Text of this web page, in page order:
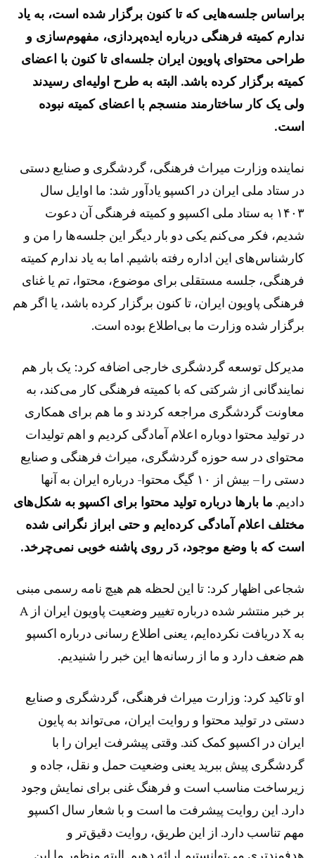
براساس جلسه‌هایی که تا کنون برگزار شده است، به یاد
ندارم کمیته فرهنگی درباره ایده‌پردازی، مفهوم‌سازی و
طراحی محتوای پاویون ایران جلسه‌ای تا کنون با اعضای
کمیته برگزار کرده باشد. البته به طرح اولیه‌ای رسیدند
ولی یک کار ساختارمند منسجم با اعضای کمیته نبوده
است.
نماینده وزارت میراث فرهنگی، گردشگری و صنایع دستی
در ستاد ملی ایران در اکسپو یادآور شد: ما اوایل سال
۱۴۰۳ به ستاد ملی اکسپو و کمیته فرهنگی آن دعوت
شدیم، فکر می‌کنم یکی دو بار دیگر این جلسه‌ها را من و
کارشناس‌های این اداره رفته باشیم. اما به یاد ندارم کمیته
فرهنگی، جلسه مستقلی برای موضوع، محتوا، تم یا غنای
فرهنگی پاویون ایران، تا کنون برگزار کرده باشد، یا اگر هم
برگزار شده وزارت ما بی‌اطلاع بوده است.
مدیرکل توسعه گردشگری خارجی اضافه کرد: یک بار هم
نمایندگانی از شرکتی که با کمیته فرهنگی کار می‌کند، به
معاونت گردشگری مراجعه کردند و ما هم برای همکاری
در تولید محتوا دوباره اعلام آمادگی کردیم و اهم تولیدات
محتوای در سه حوزه گردشگری، میراث فرهنگی و صنایع
دستی را – بیش از ۱۰ گیگ محتوا- درباره ایران به آنها
دادیم. ما بارها درباره تولید محتوا برای اکسپو به شکل‌های
مختلف اعلام آمادگی کرده‌ایم و حتی ابراز نگرانی شده
است که با وضع موجود، دَر روی پاشنه خوبی نمی‌چرخد.
شجاعی اظهار کرد: تا این لحظه هم هیچ نامه رسمی مبنی
بر خبر منتشر شده درباره تغییر وضعیت پاویون ایران از A
به X دریافت نکرده‌ایم، یعنی اطلاع رسانی درباره اکسپو
هم ضعف دارد و ما از رسانه‌ها این خبر را شنیدیم.
او تاکید کرد: وزارت میراث فرهنگی، گردشگری و صنایع
دستی در تولید محتوا و روایت ایران، می‌تواند به پایون
ایران در اکسپو کمک کند. وقتی پیشرفت ایران را با
گردشگری پیش ببرید یعنی وضعیت حمل و نقل، جاده و
زیرساخت مناسب است و فرهنگ غنی برای نمایش وجود
دارد. این روایت پیشرفت ما است و با شعار سال اکسپو
مهم تناسب دارد. از این طریق، روایت دقیق‌تر و
هدفمندتری می‌توانستیم ارائه دهیم. البته منظور ما این